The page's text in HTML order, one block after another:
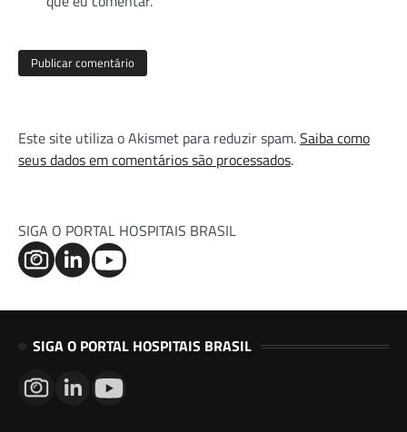
Este site utiliza o Akismet para reduzir spam.Saiba como
seus dados em comentários são processados.
SIGA O PORTAL HOSPITAIS BRASIL
SIGA O PORTAL HOSPITAIS BRASIL